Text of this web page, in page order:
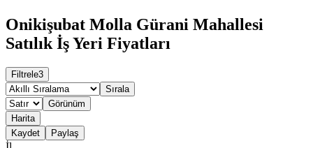
Onikişubat Molla Gürani Mahallesi
Satılık İş Yeri Fiyatları
Filtrele3
Sırala
Görünüm
Harita
Kaydet
Paylaş